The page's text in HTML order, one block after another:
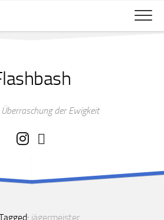
der Ewigkeit
jägermeister